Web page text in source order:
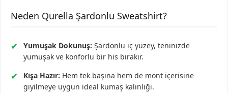
Neden Qurella Şardonlu Sweatshirt?
✔ Yumuşak Dokunuş: Şardonlu iç yüzey, teninizde
yumuşak ve konforlu bir his bırakır.
✔ Kışa Hazır: Hem tek başına hem de mont içerisine
giyilmeye uygun ideal kumaş kalınlığı.